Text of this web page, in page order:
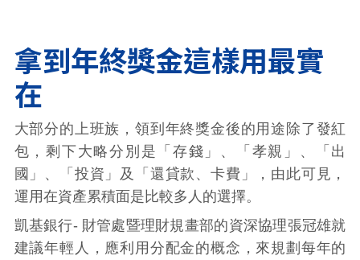
拿到年終獎金這樣用最實
在
大部分的上班族，領到年終獎金後的用途除了發紅
包，剩下大略分別是「存錢」、「孝親」、「出
國」、「投資」及「還貸款、卡費」，由此可見，
運用在資產累積面是比較多人的選擇。
凱基銀行- 財管處暨理財規畫部的資深協理張冠雄就
建議年輕人，應利用分配金的概念，來規劃每年的